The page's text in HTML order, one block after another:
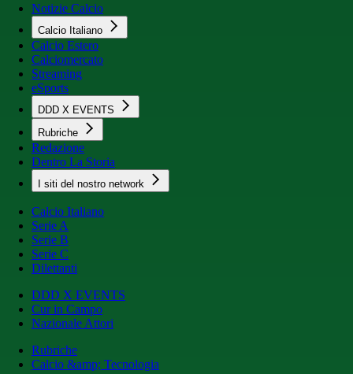
Notizie Calcio
Calcio Italiano
Calcio Estero
Calciomercato
Streaming
eSports
DDD X EVENTS
Rubriche
Redazione
Dentro La Storia
I siti del nostro network
Calcio Italiano
Serie A
Serie B
Serie C
Dilettanti
DDD X EVENTS
Cur in Campo
Nazionale Attori
Rubriche
Calcio &amp; Tecnologia